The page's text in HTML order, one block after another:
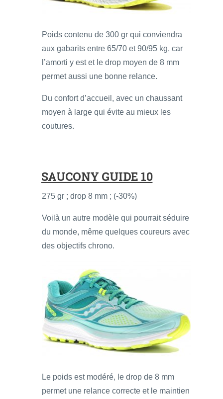
Poids contenu de 300 gr qui conviendra
aux gabarits entre 65/70 et 90/95 kg, car
l’amorti y est et le drop moyen de 8 mm
permet aussi une bonne relance.
Du confort d’accueil, avec un chaussant
moyen à large qui évite au mieux les
coutures.
SAUCONY GUIDE 10
275 gr ; drop 8 mm ; (-30%)
Voilà un autre modèle qui pourrait séduire
du monde, même quelques coureurs avec
des objectifs chrono.
Le poids est modéré, le drop de 8 mm
permet une relance correcte et le maintien